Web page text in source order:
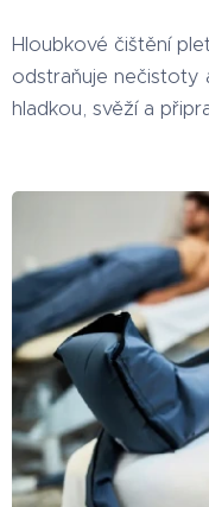
Hloubkové čištění
odstraňuje nečistoty
hladkou, svěží a